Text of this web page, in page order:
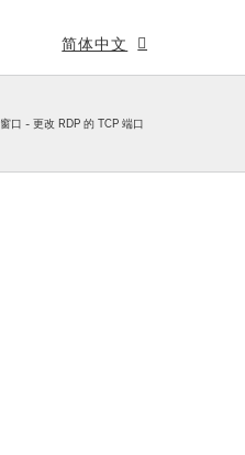
简体中文
窗口 - 更改 RDP 的 TCP 端口